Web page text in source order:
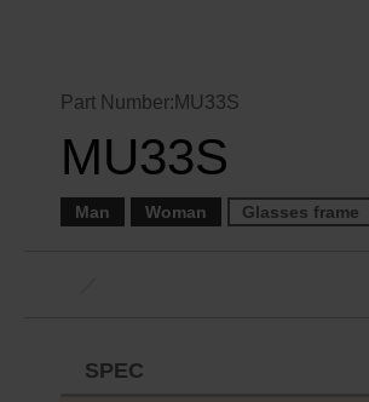
Part Number:MU33S
MU33S
Man Woman Glasses frame
SPEC